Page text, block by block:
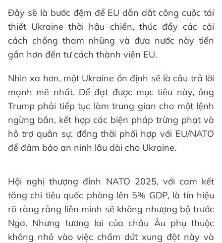
Đây sẽ là bước đệm để EU dẫn dắt công cuộc tái
thiết Ukraine thời hậu chiến, thúc đẩy các cải
cách chống tham nhũng và đưa nước này tiến
gần hơn đến tư cách thành viên EU.
Nhìn xa hơn, một Ukraine ổn định sẽ là câu trả lời
mạnh mẽ nhất. Để đạt được mục tiêu này, ông
Trump phải tiếp tục làm trung gian cho một lệnh
ngừng bắn, kết hợp các biện pháp trừng phạt và
hỗ trợ quân sự, đồng thời phối hợp với EU/NATO
để đảm bảo an ninh lâu dài cho Ukraine.
Hội nghị thượng đỉnh NATO 2025, với cam kết
tăng chi tiêu quốc phòng lên 5% GDP, là tín hiệu
rõ ràng rằng liên minh sẽ không nhượng bộ trước
Nga. Nhưng tương lai của châu Âu phụ thuộc
không nhỏ vào việc chấm dứt xung đột này và